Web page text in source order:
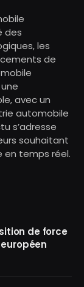
des
les
de
avec un
automobile
s’adresse
souhaitant
en temps réel.
de force